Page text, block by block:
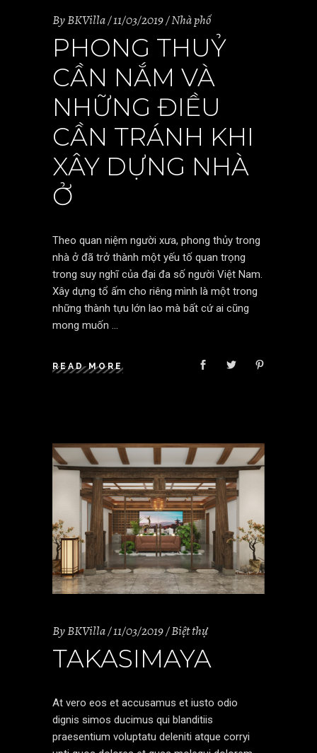
ByBKVilla 11/03/2019 Nhà phố
PHONG THUỶ
CẦN NẮM VÀ
NHỮNG ĐIỀU
CẦN TRÁNH KHI
XÂY DỰNG NHÀ
Ở
Theo quan niệm người xưa, phong thủy trong
nhà ở đã trở thành một yếu tố quan trọng
trong suy nghĩ của đại đa số người Việt Nam.
Xây dựng tổ ấm cho riêng mình là một trong
những thành tựu lớn lao mà bất cứ ai cũng
mong muốn
READ MORE
ByBKVilla 11/03/2019 Biệt thự
TAKASIMAYA
At vero eos et accusamus et iusto odio
dignis simos ducimus qui blanditiis
praesentium voluptatu deleniti atque corryi